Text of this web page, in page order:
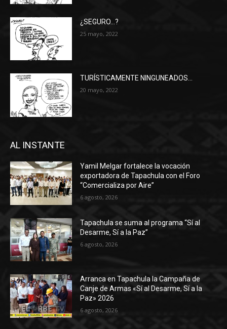
¿SEGURO…?
25 mayo, 2022
TURÍSTICAMENTE NINGUNEADOS…
20 mayo, 2022
AL INSTANTE
Yamil Melgar fortalece la vocación
exportadora de Tapachula con el Foro
“Comercializa por Aire”
6 agosto, 2026
Tapachula se suma al programa “Sí al
Desarme, Sí a la Paz”
6 agosto, 2026
Arranca en Tapachula la Campaña de
Canje de Armas «Sí al Desarme, Sí a la
Paz» 2026
6 agosto, 2026